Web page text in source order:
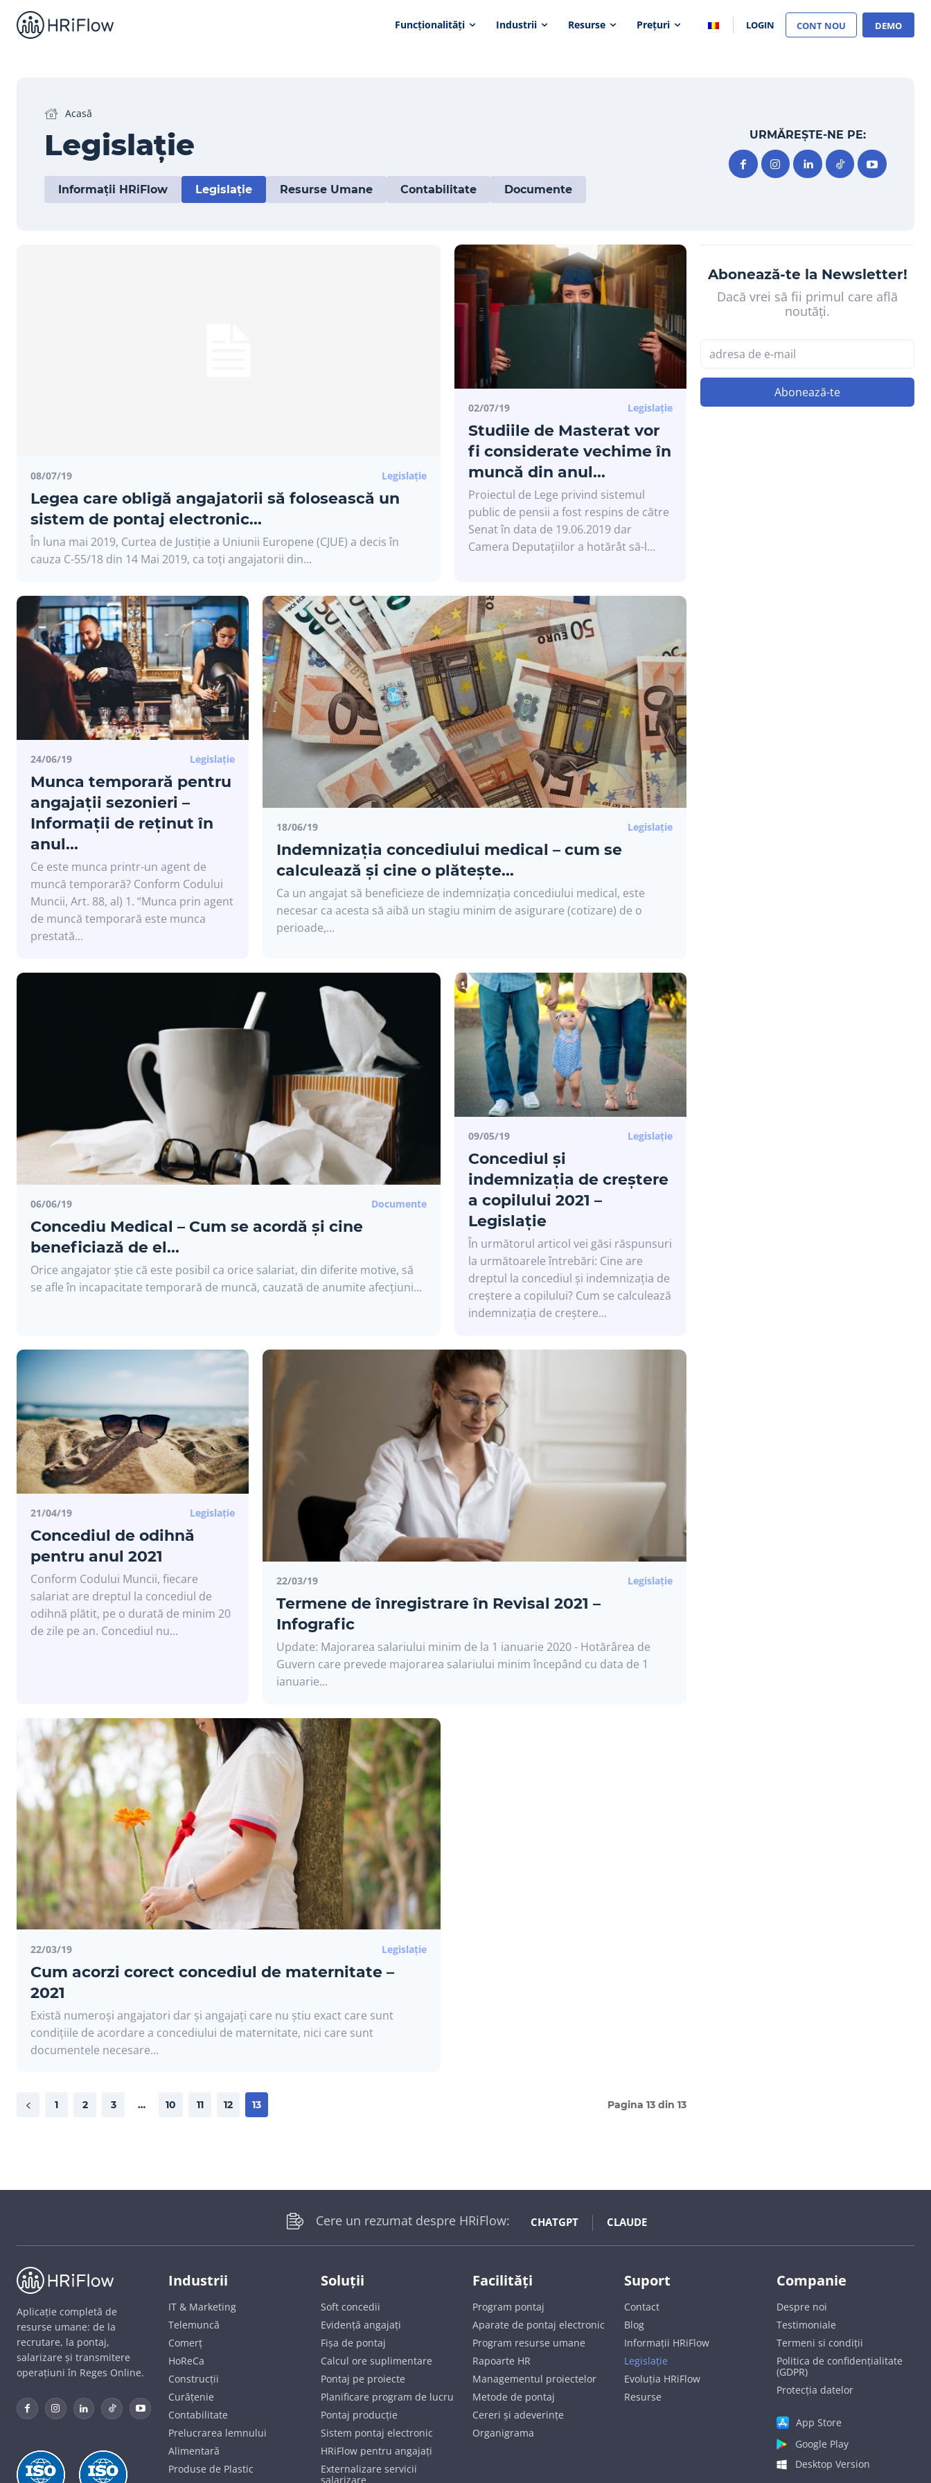
Abonează-te la newsletter și fii la curent cu cele
mai noi actualizări din domeniul HR.
Funcționalități Industrii Resurse Prețuri LOGIN CONT NOU DEMO
Acasă
Legislație
Informații HRiFlow Legislație Resurse Umane Contabilitate Documente
URMĂREȘTE-NE PE:
08/07/19 Legislație
Legea care obligă angajatorii să folosească un
sistem de pontaj electronic...
În luna mai 2019, Curtea de Justiție a Uniunii Europene (CJUE) a decis în
cauza C-55/18 din 14 Mai 2019, ca toți angajatorii din...
02/07/19 Legislație
Studiile de Masterat vor
fi considerate vechime în
muncă din anul...
Proiectul de Lege privind sistemul
public de pensii a fost respins de către
Senat în data de 19.06.2019 dar
Camera Deputațiilor a hotărât să-l...
24/06/19 Legislație
Munca temporară pentru
angajații sezonieri –
Informații de reținut în
anul...
Ce este munca printr-un agent de
muncă temporară? Conform Codului
Muncii, Art. 88, al) 1. “Munca prin agent
de muncă temporară este munca
prestată...
18/06/19 Legislație
Indemnizația concediului medical – cum se
calculează și cine o plătește...
Ca un angajat să beneficieze de indemnizația concediului medical, este
necesar ca acesta să aibă un stagiu minim de asigurare (cotizare) de o
perioade,...
06/06/19 Documente
Concediu Medical – Cum se acordă și cine
beneficiază de el...
Orice angajator știe că este posibil ca orice salariat, din diferite motive, să
se afle în incapacitate temporară de muncă, cauzată de anumite afecțiuni...
09/05/19 Legislație
Concediul și
indemnizația de creștere
a copilului 2021 –
Legislație
În următorul articol vei găsi răspunsuri
la următoarele întrebări: Cine are
dreptul la concediul și indemnizația de
creștere a copilului? Cum se calculează
indemnizația de creștere...
21/04/19 Legislație
Concediul de odihnă
pentru anul 2021
Conform Codului Muncii, fiecare
salariat are dreptul la concediul de
odihnă plătit, pe o durată de minim 20
de zile pe an. Concediul nu...
22/03/19 Legislație
Termene de înregistrare în Revisal 2021 –
Infografic
Update: Majorarea salariului minim de la 1 ianuarie 2020 - Hotărârea de
Guvern care prevede majorarea salariului minim începând cu data de 1
ianuarie...
22/03/19 Legislație
Cum acorzi corect concediul de maternitate –
2021
Există numeroși angajatori dar și angajați care nu știu exact care sunt
condițiile de acordare a concediului de maternitate, nici care sunt
documentele necesare...
1 2 3 … 10 11 12 13 Pagina 13 din 13
Abonează-te la Newsletter!
Dacă vrei să fii primul care află
noutăți.
Abonează-te
Cere un rezumat despre HRiFlow: CHATGPT CLAUDE
Aplicație completă de
resurse umane: de la
recrutare, la pontaj,
salarizare și transmitere
operațiuni în Reges Online.
Industrii
IT & Marketing
Telemuncă
Comerț
HoReCa
Construcții
Curățenie
Contabilitate
Prelucrarea lemnului
Alimentară
Produse de Plastic
Soluții
Soft concedii
Evidență angajați
Fișa de pontaj
Calcul ore suplimentare
Pontaj pe proiecte
Planificare program de lucru
Pontaj producție
Sistem pontaj electronic
HRiFlow pentru angajați
Externalizare servicii
salarizare
Facilități
Program pontaj
Aparate de pontaj electronic
Program resurse umane
Rapoarte HR
Managementul proiectelor
Metode de pontaj
Cereri și adeverințe
Organigrama
Suport
Contact
Blog
Informații HRiFlow
Legislație
Evoluția HRiFlow
Resurse
Companie
Despre noi
Testimoniale
Termeni si condiții
Politica de confidențialitate
(GDPR)
Protecția datelor
App Store
Google Play
Desktop Version